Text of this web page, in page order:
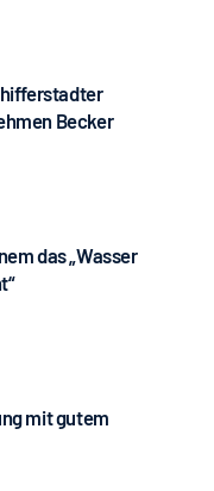
Becker
das „Wasser
mit gutem